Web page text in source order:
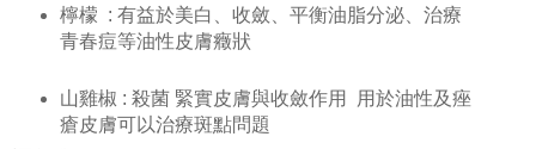
檸檬 : 有益於美白、收斂、平衡油脂分泌、治療
青春痘等油性皮膚癥狀
山雞椒 : 殺菌 緊實皮膚與收斂作用 用於油性及痤
瘡皮膚可以治療斑點問題